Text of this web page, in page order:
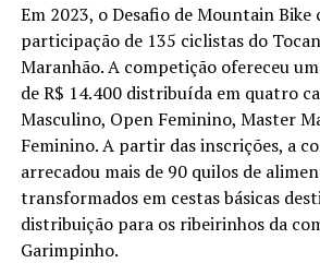
Em 2023, o Desafio de Mountain Bike
participação de 135 ciclistas do
Maranhão. A competição ofereceu
de R$ 14.400 distribuída em quatro
Masculino, Open Feminino, Master
Feminino. A partir das inscrições, a
arrecadou mais de 90 quilos de
transformados em cestas básicas
distribuição para os ribeirinhos da
Garimpinho.